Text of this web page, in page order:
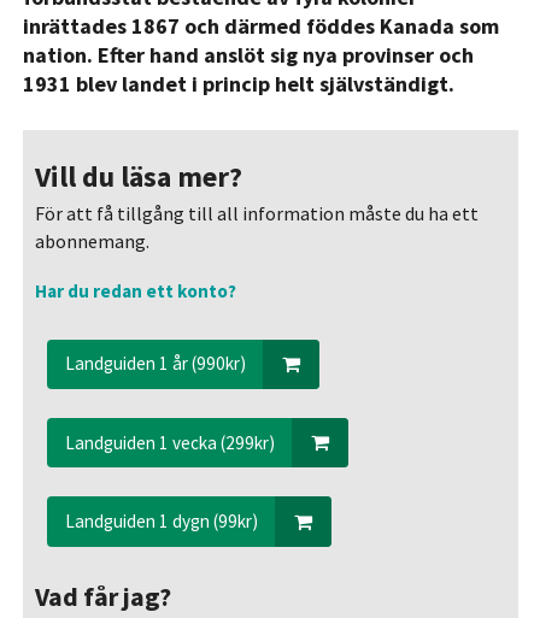
inrättades 1867 och därmed föddes Kanada som
nation. Efter hand anslöt sig nya provinser och
1931 blev landet i princip helt självständigt.
Vill du läsa mer?
För att få tillgång till all information måste du ha ett
abonnemang.
Har du redan ett konto?
Landguiden 1 år (990kr)
Landguiden 1 vecka (299kr)
Landguiden 1 dygn (99kr)
Vad får jag?